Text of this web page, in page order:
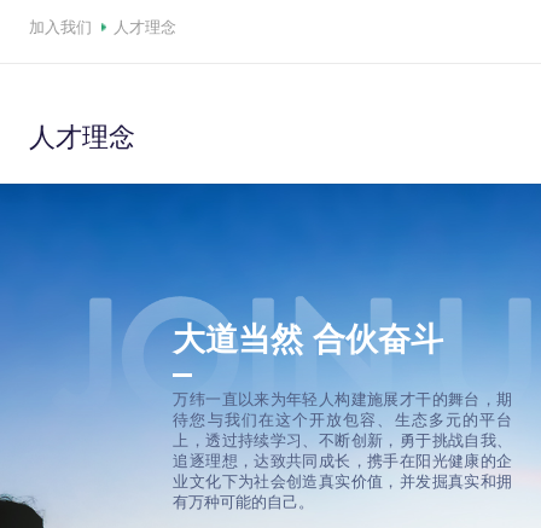
加入我们 人才理念
人才理念
大道当然 合伙奋斗
万纬一直以来为年轻人构建施展才干的舞台，期
待您与我们在这个开放包容、生态多元的平台
上，透过持续学习、不断创新，勇于挑战自我、
追逐理想，达致共同成长，携手在阳光健康的企
业文化下为社会创造真实价值，并发掘真实和拥
有万种可能的自己。